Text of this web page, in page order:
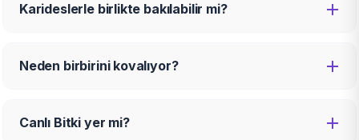
Karideslerle birlikte bakılabilir mi?
Neden birbirini kovalıyor?
Canlı Bitki yer mi?